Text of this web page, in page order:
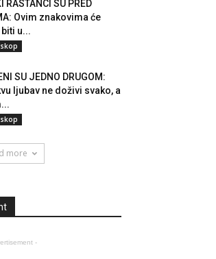
RASTANCI SU PRED
Ovim znakovima će
u...
SU JEDNO DRUGOM:
ljubav ne doživi svako, a
more
-